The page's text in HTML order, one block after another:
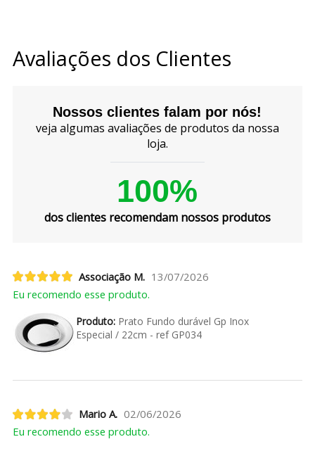
Avaliações dos Clientes
Nossos clientes falam por nós!
veja algumas avaliações de produtos da nossa
loja.
100%
dos clientes recomendam nossos produtos
Associação M. 13/07/2026
Eu recomendo esse produto.
Produto:Prato Fundo durável Gp Inox
Especial / 22cm - ref GP034
Mario A. 02/06/2026
Eu recomendo esse produto.